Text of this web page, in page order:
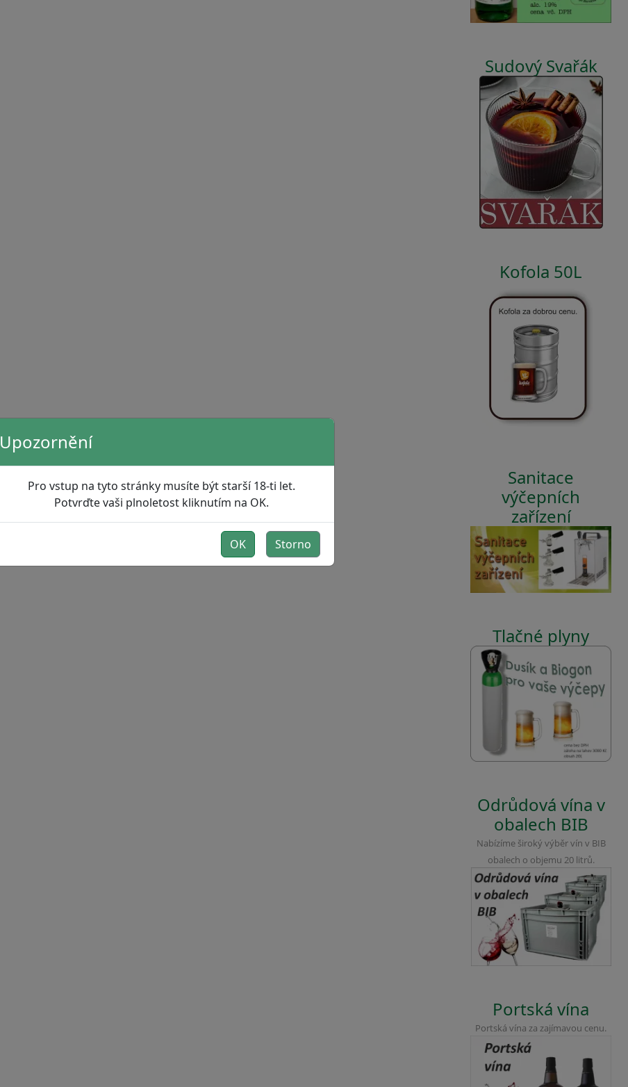
Sudový Svařák
Kofola 50L
Sanitace
výčepních
zařízení
Tlačné plyny
Odrůdová vína v
obalech BIB
Nabízíme široký výběr vín v BIB
obalech o objemu 20 litrů.
Portská vína
Portská vína za zajímavou cenu.
Upozornění
Pro vstup na tyto stránky musíte být starší 18-ti let.
Potvrďte vaši plnoletost kliknutím na OK.
OK Storno